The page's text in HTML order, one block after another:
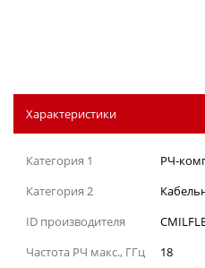
Характеристики
Категория 1
РЧ-
Категория 2
ID производителя
Частота РЧ макс., ГГц
18